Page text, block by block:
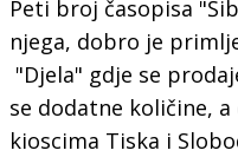
Peti broj časopisa
njega, dobro je
"Djela" gdje se
se dodatne količine,
kioscima Tiska i